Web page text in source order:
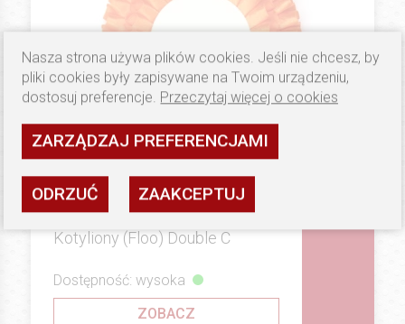
Kotyliony (Floo) Double C
Dostępność: wysoka
ZOBACZ
Nasza strona używa plików cookies. Jeśli nie chcesz, by
pliki cookies były zapisywane na Twoim urządzeniu,
dostosuj preferencje. Przeczytaj więcej o cookies
ZARZĄDZAJ PREFERENCJAMI
ODRZUĆ ZAAKCEPTUJ